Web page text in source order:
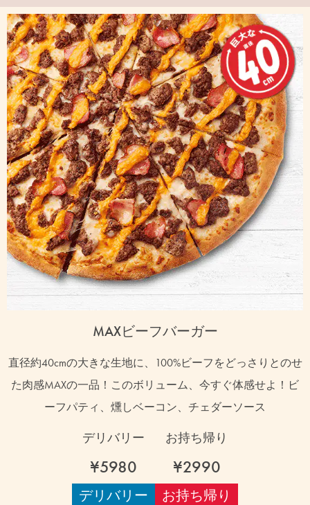
MAXビーフバーガー
直径約40cmの大きな生地に、100%ビーフをどっさりとのせ
た肉感MAXの一品！このボリューム、今すぐ体感せよ！ビ
ーフパティ、燻しベーコン、チェダーソース
デリバリー
¥5980
デリバリー
お持ち帰り
¥2990
お持ち帰り